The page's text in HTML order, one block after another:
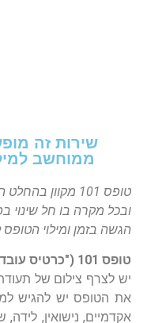
שירות זה
ממוחשב למילוי טופס 101 ידני, ואינו מהווה מערכת ממוחשבת
ובכל מקרה בו חל שינוי
הגשה בזמן ומילוי
טופס 101 ("כרטיס עובד ובקשה להקלה ולתיאום מס על-ידי המעביד")
יש לצרף צילום של